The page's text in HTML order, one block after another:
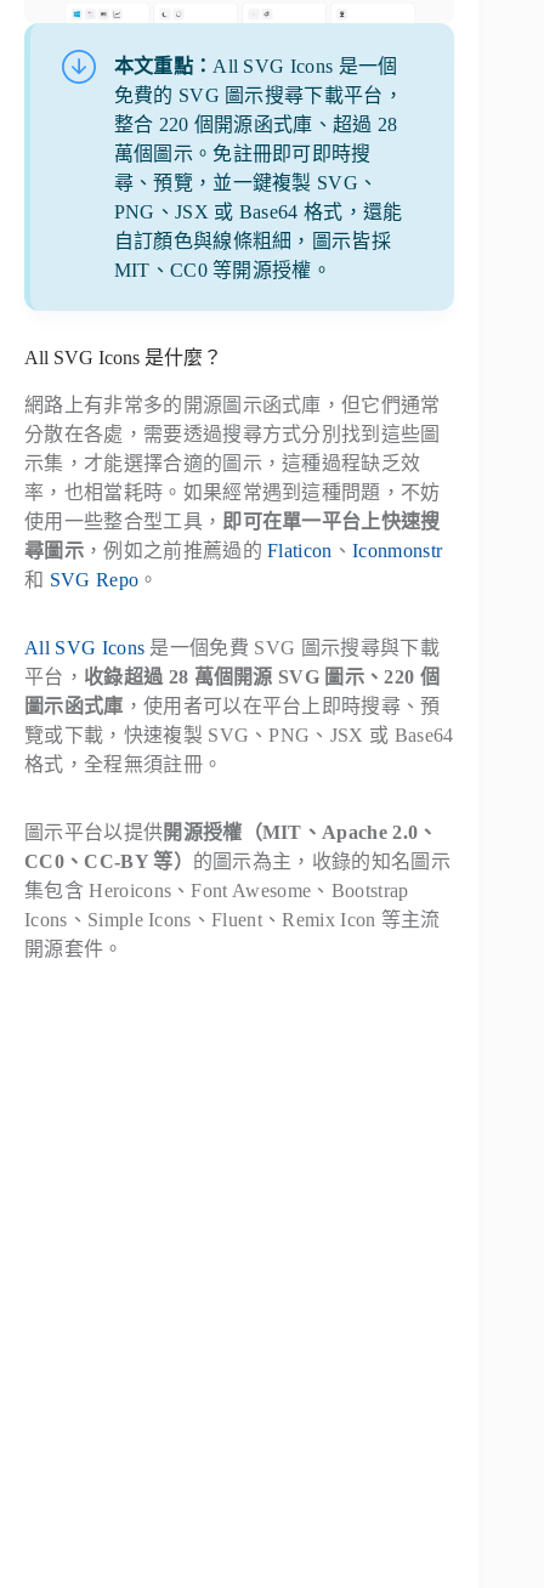
本文重點：All SVG Icons 是一個
免費的 SVG 圖示搜尋下載平台，
整合 220 個開源函式庫、超過 28
萬個圖示。免註冊即可即時搜
尋、預覽，並一鍵複製 SVG、
PNG、JSX 或 Base64 格式，還能
自訂顏色與線條粗細，圖示皆採
MIT、CC0 等開源授權。
All SVG Icons 是什麼？
網路上有非常多的開源圖示函式庫，但它們通常
分散在各處，需要透過搜尋方式分別找到這些圖
示集，才能選擇合適的圖示，這種過程缺乏效
率，也相當耗時。如果經常遇到這種問題，不妨
使用一些整合型工具， 即可在單一平台上快速搜
尋圖示，例如之前推薦過的Flaticon 、Iconmonstr
和 SVG Repo 。
All SVG Icons 是一個免費 SVG 圖示搜尋與下載
平台， 收錄超過 28 萬個開源 SVG 圖示、220 個
圖示函式庫 ，使用者可以在平台上即時搜尋、預
覽或下載，快速複製 SVG、PNG、JSX 或 Base64
格式，全程無須註冊。
圖示平台以提供開源授權（MIT、Apache 2.0、
CC0、CC-BY 等） 的圖示為主，收錄的知名圖示
集包含 Heroicons、Font Awesome、Bootstrap
Icons、Simple Icons、Fluent、Remix Icon 等主流
開源套件。